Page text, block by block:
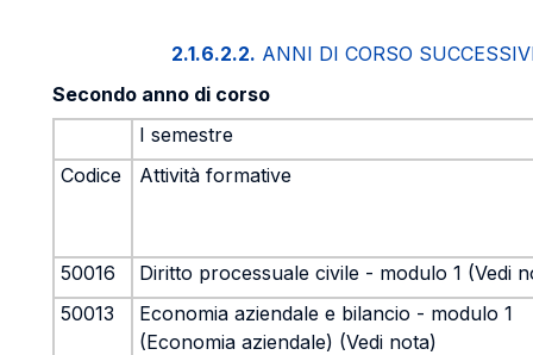
2.1.6.2.2. ANNI DI CORSO
Secondo anno di corso
I semestre
Codice
Attività formative
50016
Diritto processuale civile - modulo 1 (Vedi
50013
Economia aziendale e bilancio - modulo 1
(Economia aziendale) (Vedi nota)